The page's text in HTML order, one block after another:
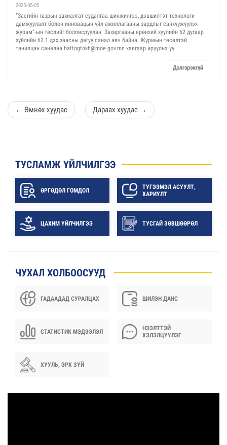
2025-05-05
“Засгийн газрын захиалгат судалгаа шинжилгээ, дэвшилтэт технологи
дамжуулалт болон инновацын үйл ажиллагааны зардлыг санхүүжүүлэх
журам”-ын төслийг боловсруулан Захиргааны ерөнхий хуулийн 62 дугаар
зүйлийн 62.1 дэх заасны дагуу санал авч байна. Журмын төсөлтэй
танилцан саналаа battogtokh@moe.gov.mn хаягаар ирүүлнэ үү.
Дэлгэрэнгүй
← Өмнөх хуудас Дараах хуудас →
ТУСЛАМЖ ҮЙЛЧИЛГЭЭ
ӨРГӨДӨЛ ГОМДОЛ
ТҮГЭЭМЭЛ АСУУЛТ,
ХАРИУЛТ
ЦАХИМ ҮЙЛЧИЛГЭЭ ТУСГАЙ ЗӨВШӨӨРӨЛ
ЧУХАЛ ХОЛБООСУУД
ГАДААДАД СУРАЛЦАХ ШИЛЭН ДАНС
СТАТИСТИК МЭДЭЭЛЭЛ
НЭЭЛТТЭЙ
ХЭЛЭЛЦҮҮЛЭГ
ХУУЛЬ, ЭРХ ЗҮЙ